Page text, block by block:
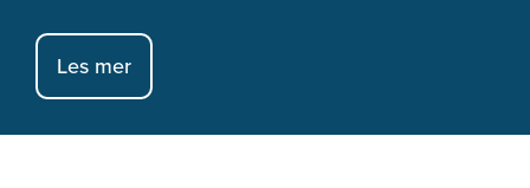
Les mer